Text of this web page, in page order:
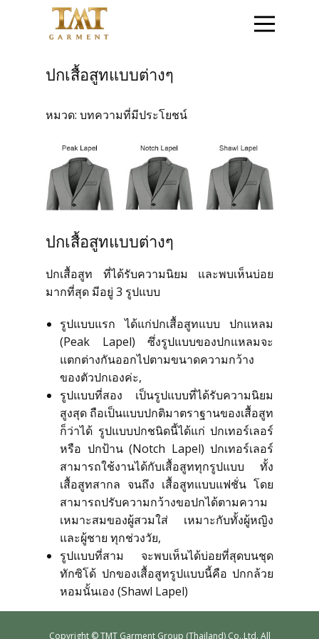
หน้าแรก
ติดต่อสอบถาม
สินค้าชุดข้าราชการ
สินค้าเสื้อสูท
โปรโมชั่น
วิธีการสั่งซื้อสินค้า
สั่งซื้อชุดสูทสำเร็จรูป
สั่งตัดชุดสูทออนไลน์
บริการให้เช่าชุดสูท
บริการแก้ไขชุดสูท
บริการซักแห้งและดูแลชุดสูท
ลูกค้าที่ใช้บริการกับเรา
รีวิวจากลูกค้า
ปกเสื้อสูทแบบต่างๆ
หมวด: บทความที่มีประโยชน์
ปกเสื้อสูทแบบต่างๆ
ปกเสื้อสูท ที่ได้รับความนิยม และพบเห็นบ่อย
มากที่สุด มีอยู่ 3 รูปแบบ
รูปแบบแรก ได้แก่ปกเสื้อสูทแบบ ปกแหลม
(Peak Lapel) ซึ่งรูปแบบของปกแหลมจะ
แตกต่างกันออกไปตามขนาดความกว้าง
ของตัวปกเองค่ะ,
รูปแบบที่สอง เป็นรูปแบบที่ได้รับความนิยม
สูงสุด ถือเป็นแบบปกติมาตราฐานของเสื้อสูท
ก็ว่าได้ รูปแบบปกชนิดนี้ได้แก่ ปกเทอร์เลอร์
หรือ ปกป้าน (Notch Lapel) ปกเทอร์เลอร์
สามารถใช้งานได้กับเสื้อสูททุกรูปแบบ ทั้ง
เสื้อสูทสากล จนถึง เสื้อสูทแบบแฟชั่น โดย
สามารถปรับความกว้างขอปกได้ตามความ
เหมาะสมของผู้สวมใส่ เหมาะกับทั้งผู้หญิง
และผู้ชาย ทุกช่วงวัย,
รูปแบบที่สาม จะพบเห็นได้บ่อยที่สุดบนชุด
ทักซิโด้ ปกของเสื้อสูทรูปแบบนี้คือ ปกกล้วย
หอมนั้นเอง (Shawl Lapel)
Copyrig​ht © TMT Garment Group (Thailand) Co.,Ltd. All